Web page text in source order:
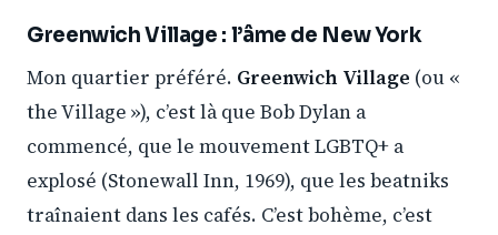
Greenwich Village : l’âme de New York
Mon quartier préféré. Greenwich Village (ou «
the Village »), c’est là que Bob Dylan a
commencé, que le mouvement LGBTQ+ a
explosé (Stonewall Inn, 1969), que les beatniks
traînaient dans les cafés. C’est bohème, c’est